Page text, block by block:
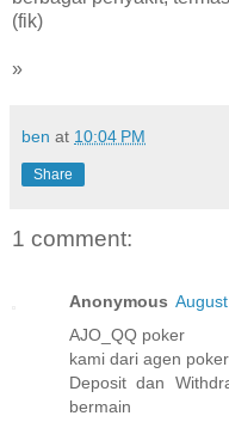
(fik)
»
ben at 10:04 PM
Share
1 comment:
Anonymous
AJO_QQ poker
kami dari agen
Deposit dan
bermain